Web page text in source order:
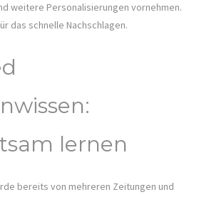
weitere Personalisierungen vornehmen.
das schnelle Nachschlagen.
lernen
bereits von mehreren Zeitungen und